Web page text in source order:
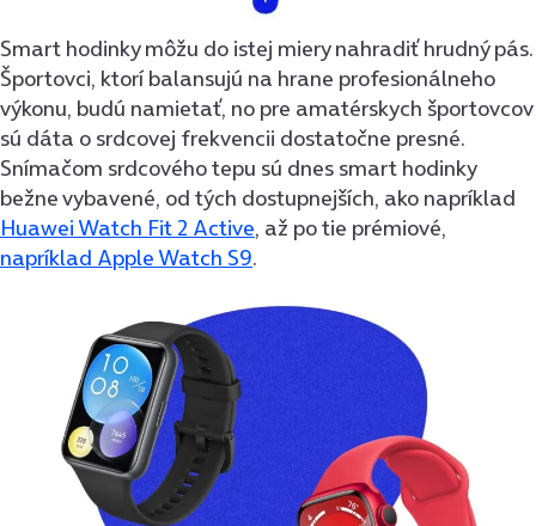
Smart hodinky môžu do istej miery nahradiť hrudný pás.
Športovci, ktorí balansujú na hrane profesionálneho
výkonu, budú namietať, no pre amatérskych športovcov
sú dáta o srdcovej frekvencii dostatočne presné.
Snímačom srdcového tepu sú dnes smart hodinky
bežne vybavené, od tých dostupnejších, ako napríklad
Huawei Watch Fit 2 Active, až po tie prémiové,
napríklad Apple Watch S9.